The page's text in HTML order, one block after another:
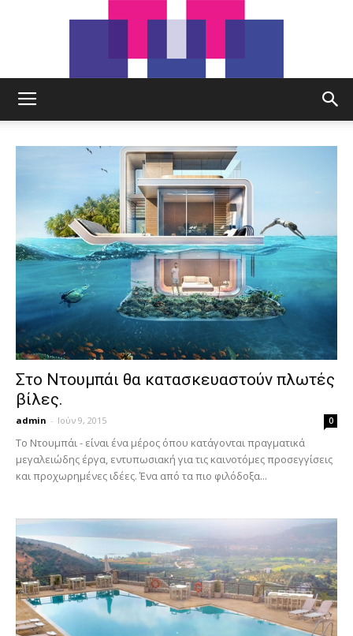
Στο Ντουμπάι θα κατασκευαστούν πλωτές
βίλες.
admin - Ιούν 9, 2015 0
Το Ντουμπάι - είναι ένα μέρος όπου κατάγονται πραγματικά
μεγαλειώδης έργα, εντυπωσιακή για τις καινοτόμες προσεγγίσεις
και προχωρημένες ιδέες. Ένα από τα πιο φιλόδοξα...